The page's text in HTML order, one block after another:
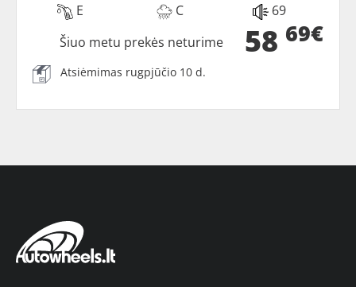
E
C 69
58 69€
Šiuo metu prekės neturime
Atsiėmimas rugpjūčio 10 d.